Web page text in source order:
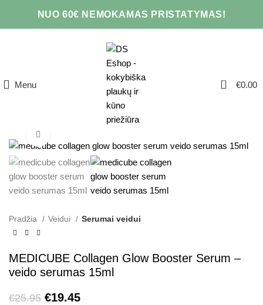
NUO 60€ NEMOKAMAS PRISTATYMAS!
Menu 0 €0.00
AKCIJA
Pradžia Veidui Serumai veidui
MEDICUBE Collagen Glow Booster Serum –
veido serumas 15ml
€25.95 €19.45